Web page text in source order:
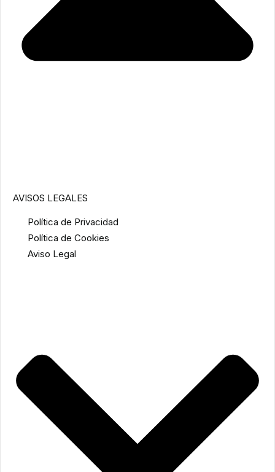
AVISOS LEGALES
Política de Privacidad
Política de Cookies
Aviso Legal